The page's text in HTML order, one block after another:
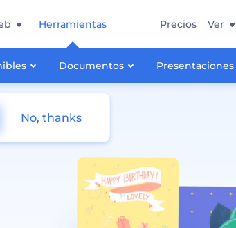
Herramientas
Documentos Presentaciones
Precios Ver
No, thanks